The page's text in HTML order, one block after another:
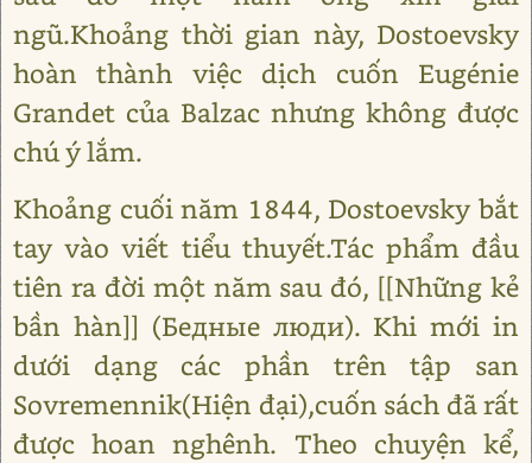
ngũ.Khoảng thời gian này, Dostoevsky
hoàn thành việc dịch cuốn Eugénie
Grandet của Balzac nhưng không được
chú ý lắm.
Khoảng cuối năm 1844, Dostoevsky bắt
tay vào viết tiểu thuyết.Tác phẩm đầu
tiên ra đời một năm sau đó, [[Những kẻ
bần hàn]] (Бедные люди). Khi mới in
dưới dạng các phần trên tập san
Sovremennik(Hiện đại),cuốn sách đã rất
được hoan nghênh. Theo chuyện kể,